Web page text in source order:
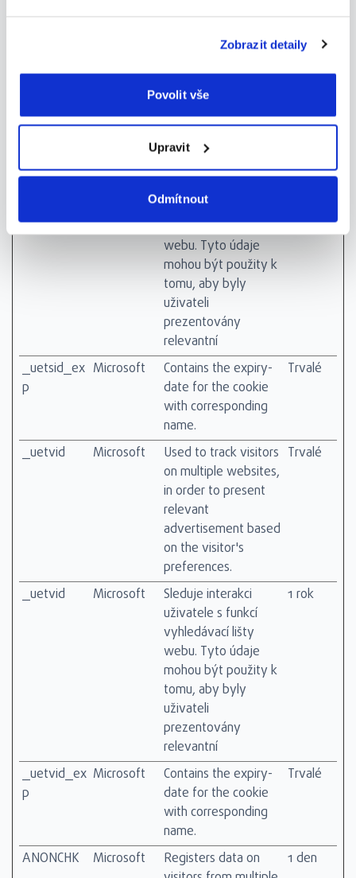
Zobrazit detaily
Povolit vše
Upravit
Odmítnout
Used to track visitors
in order to present
relevant
advertisement based
on the visitor's
Trvalé
Sleduje interakci
uživatele s funkcí
vyhledávací lišty
webu. Tyto údaje
mohou být použity k
tomu, aby byly
uživateli
prezentovány
relevantní
_uetsid_ex
p
Microsoft
Contains the expiry-
date for the cookie
with corresponding
name.
Trvalé
_uetvid Microsoft
Used to track visitors
on multiple websites,
in order to present
relevant
advertisement based
on the visitor's
preferences.
Trvalé
_uetvid Microsoft
Sleduje interakci
uživatele s funkcí
vyhledávací lišty
webu. Tyto údaje
mohou být použity k
tomu, aby byly
uživateli
prezentovány
relevantní
1 rok
_uetvid_ex
p
Microsoft
Contains the expiry-
date for the cookie
with corresponding
name.
Trvalé
ANONCHK Microsoft
Registers data on
1 den